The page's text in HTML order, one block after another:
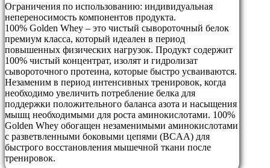
Ограничения по использованию: индивидуальная
непереносимость компонентов продукта.
100% Golden Whey – это чистый сывороточный белок
премиум класса, который идеален в период
повышенных физических нагрузок. Продукт содержит
100% чистый концентрат, изолят и гидролизат
сывороточного протеина, которые быстро усваиваются.
Незаменим в период интенсивных тренировок, когда
необходимо увеличить потребление белка для
поддержки положительного баланса азота и насыщения
мышц необходимыми для роста аминокислотами. 100%
Golden Whey обогащен незаменимыми аминокислотами
с разветвленными боковыми цепями (BCAA) для
быстрого восстановления мышечной ткани после
тренировок.